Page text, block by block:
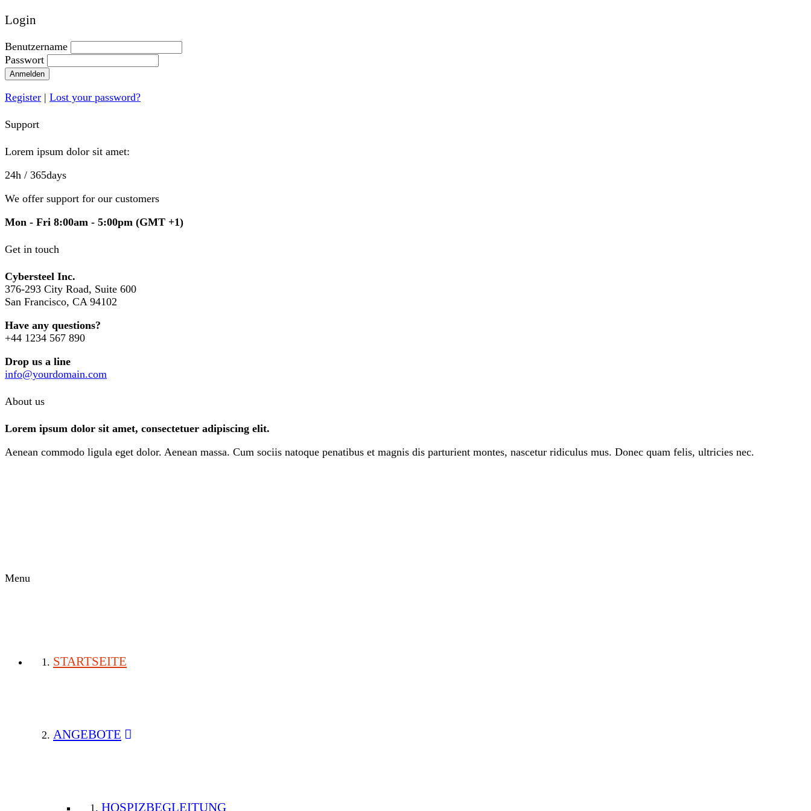
Login
Benutzername
Passwort
Anmelden
Register | Lost your password?
Support
Lorem ipsum dolor sit amet:
24h / 365days
We offer support for our customers
Mon - Fri 8:00am - 5:00pm (GMT +1)
Get in touch
Cybersteel Inc.
376-293 City Road, Suite 600
San Francisco, CA 94102
Have any questions?
+44 1234 567 890
Drop us a line
info@yourdomain.com
About us
Lorem ipsum dolor sit amet, consectetuer adipiscing elit.
Aenean commodo ligula eget dolor. Aenean massa. Cum sociis natoque penatibus et magnis dis parturient montes, nascetur ridiculus mus. Donec quam felis, ultricies nec.
Menu
STARTSEITE
ANGEBOTE
HOSPIZBEGLEITUNG